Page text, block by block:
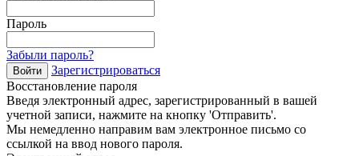
Пароль
Забыли пароль?
Войти
Зарегистрироваться
Восстановление пароля
Введя электронный адрес, зарегистрированный в вашей
учетной записи, нажмите на кнопку 'Отправить'.
Мы немедленно направим вам электронное письмо со
ссылкой на ввод нового пароля.